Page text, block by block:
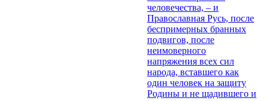
человечества, – и
Православная Русь, после
беспримерных бранных
подвигов, после
неимоверного
напряжения всех сил
народа, вставшего как
один человек на защиту
Родины и не щадившего и